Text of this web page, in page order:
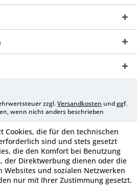
zzgl.Versandkosten und ggf.
wenn nicht anders beschrieben
Cookies, die für den technischen
sind und stets gesetzt
die den Komfort bei Benutzung
der Direktwerbung dienen oder die
und sozialen Netzwerken
nur mit Ihrer Zustimmung gesetzt.